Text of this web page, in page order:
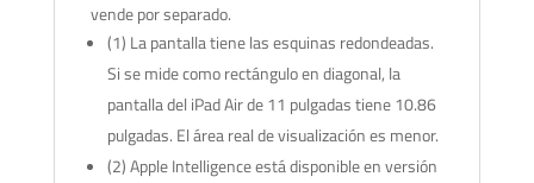
vende por separado.
(1) La pantalla tiene las esquinas redondeadas.
Si se mide como rectángulo en diagonal, la
pantalla del iPad Air de 11 pulgadas tiene 10.86
pulgadas. El área real de visualización es menor.
(2) Apple Intelligence está disponible en versión